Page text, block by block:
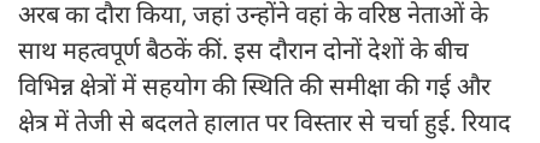
अरब का दौरा किया, जहां उन्होंने वहां के वरिष्ठ नेताओं के
साथ महत्वपूर्ण बैठकें कीं. इस दौरान दोनों देशों के बीच
विभिन्न क्षेत्रों में सहयोग की स्थिति की समीक्षा की गई और
क्षेत्र में तेजी से बदलते हालात पर विस्तार से चर्चा हुई. रियाद